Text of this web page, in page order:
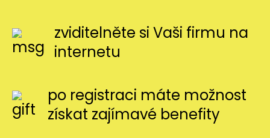
zviditelněte si Vaši firmu na
internetu
po registraci máte možnost
získat zajímavé benefity